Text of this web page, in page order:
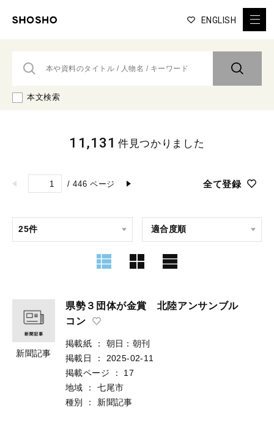
ENGLISH
本文検索
/ 446 ページ 全て登録
11,131 件見つかりました
新聞記事
県勢３団体が金賞 北陸アンサンブル
コン
掲載紙 ：
朝日：朝刊
掲載日
：
2025-02-11
掲載ページ
：
17
地域
：
七尾市
種別
： 新聞記事